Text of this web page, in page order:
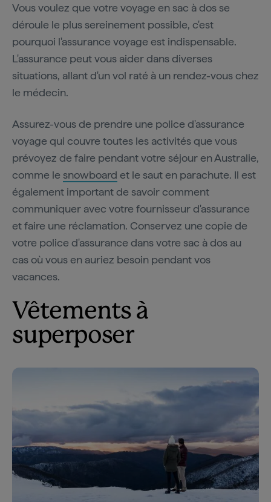
Vous voulez que votre voyage en sac à dos se
déroule le plus sereinement possible, c'est
pourquoi l'assurance voyage est indispensable.
L'assurance peut vous aider dans diverses
situations, allant d'un vol raté à un rendez-vous chez
le médecin.
Assurez-vous de prendre une police d'assurance
voyage qui couvre toutes les activités que vous
prévoyez de faire pendant votre séjour en Australie,
comme le snowboard et le saut en parachute. Il est
également important de savoir comment
communiquer avec votre fournisseur d'assurance
et faire une réclamation. Conservez une copie de
votre police d'assurance dans votre sac à dos au
cas où vous en auriez besoin pendant vos
vacances.
Vêtements à
superposer